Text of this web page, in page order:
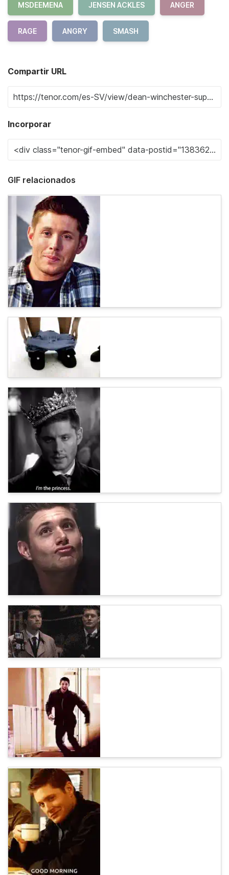
MSDEEMENA JENSEN ACKLES ANGER
RAGE ANGRY SMASH
Compartir URL
Incorporar
GIF relacionados